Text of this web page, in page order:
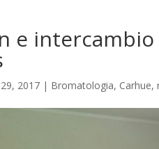
e
2017 | Bromatologia, Carhue,